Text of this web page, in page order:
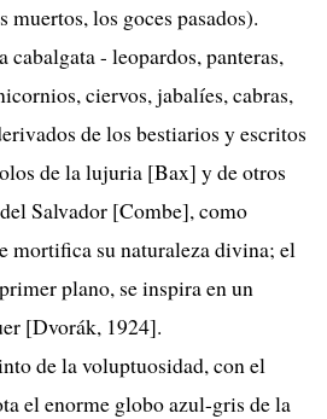
muertos, los goces pasados).
cabalgata - leopardos, panteras,
ciervos, jabalíes, cabras,
de los bestiarios y escritos
de la lujuria [Bax] y de otros
Salvador [Combe], como
mortifica su naturaleza divina; el
plano, se inspira en un
[Dvorák, 1924].
de la voluptuosidad, con el
el enorme globo azul-gris de la